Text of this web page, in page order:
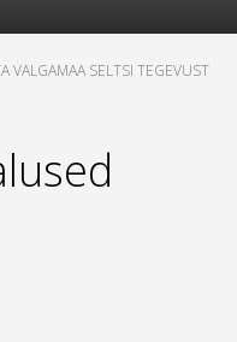
VALGAMAA SELTSI TEGEVUST